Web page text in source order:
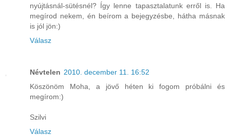
nyújtásnál-sütésnél? Így lenne tapasztalatunk erről is. Ha
megírod nekem, én beírom a bejegyzésbe, hátha másnak
is jól jön:)
Válasz
Névtelen 2010. december 11. 16:52
Köszönöm Moha, a jövő héten ki fogom próbálni és
megírom:)
Szilvi
Válasz